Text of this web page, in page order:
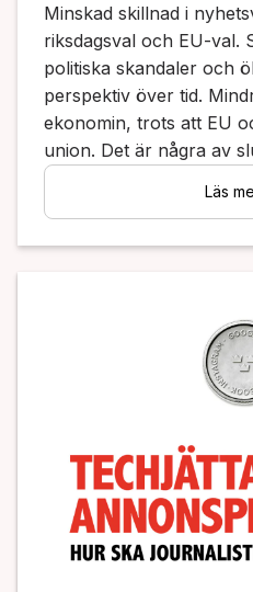
Minskad skillnad i
riksdagsval och EU-val.
politiska skandaler och
perspektiv över tid.
ekonomin, trots att EU
union. Det är några av
EU-valen i medierna -
nyhetsrapportering
Läs